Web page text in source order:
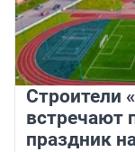
Строители
встречают
праздник